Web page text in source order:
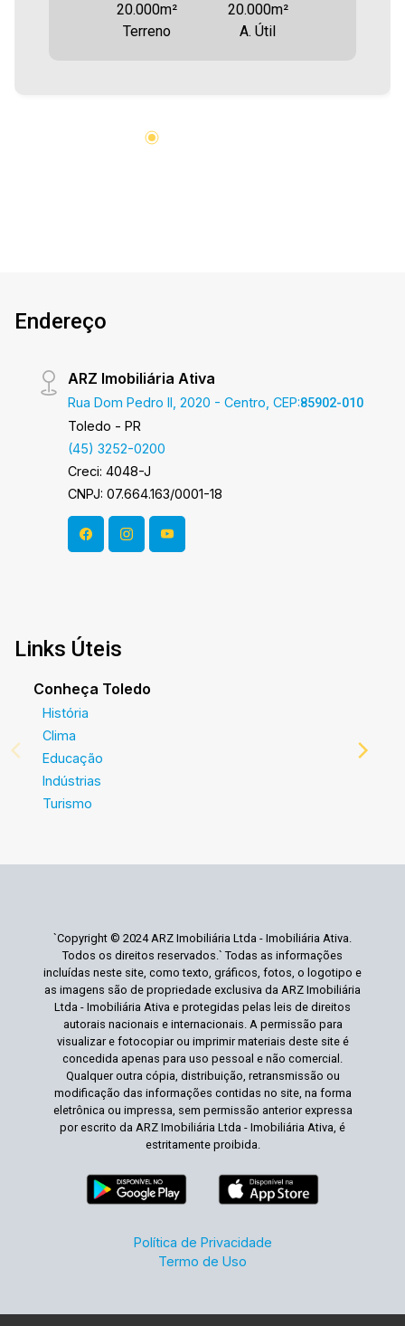
fechado a 4KM da cidade localizada na Linha
Cerâmica Prata, totalmente limpa, já com rede
20.000m²
Terreno
20.000m²
A. Útil
Endereço
ARZ Imobiliária Ativa
Rua Dom Pedro II, 2020 - Centro, CEP:85902-010
Toledo - PR
(45) 3252-0200
Creci: 4048-J
CNPJ: 07.664.163/0001-18
Links Úteis
Conheça Toledo
História
Clima
Educação
Indústrias
Turismo
`Copyright © 2024 ARZ Imobiliária Ltda - Imobiliária Ativa.
Todos os direitos reservados.` Todas as informações
incluídas neste site, como texto, gráficos, fotos, o logotipo e
as imagens são de propriedade exclusiva da ARZ Imobiliária
Ltda - Imobiliária Ativa e protegidas pelas leis de direitos
autorais nacionais e internacionais. A permissão para
visualizar e fotocopiar ou imprimir materiais deste site é
concedida apenas para uso pessoal e não comercial.
Qualquer outra cópia, distribuição, retransmissão ou
modificação das informações contidas no site, na forma
eletrônica ou impressa, sem permissão anterior expressa
por escrito da ARZ Imobiliária Ltda - Imobiliária Ativa, é
estritamente proibida.
Política de Privacidade
Termo de Uso